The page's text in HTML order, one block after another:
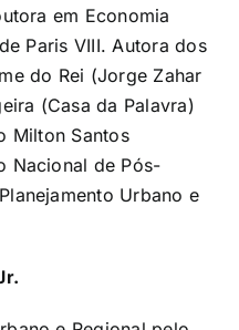
em Economia
Paris VIII. Autora dos
do Rei (Jorge Zahar
(Casa da Palavra)
Milton Santos
Nacional de Pós-
Urbano e